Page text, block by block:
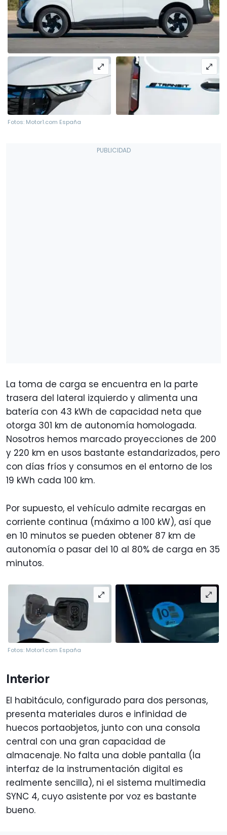
Fotos: Motor1.com España
La toma de carga se encuentra en la parte
trasera del lateral izquierdo y alimenta una
batería con 43 kWh de capacidad neta que
otorga 301 km de autonomía homologada.
Nosotros hemos marcado proyecciones de 200
y 220 km en usos bastante estandarizados, pero
con días fríos y consumos en el entorno de los
19 kWh cada 100 km.
Por supuesto, el vehículo admite recargas en
corriente continua (máximo a 100 kW), así que
en 10 minutos se pueden obtener 87 km de
autonomía o pasar del 10 al 80% de carga en 35
minutos.
Fotos: Motor1.com España
Interior
El habitáculo, configurado para dos personas,
presenta materiales duros e infinidad de
huecos portaobjetos, junto con una consola
central con una gran capacidad de
almacenaje. No falta una doble pantalla (la
interfaz de la instrumentación digital es
realmente sencilla), ni el sistema multimedia
SYNC 4, cuyo asistente por voz es bastante
bueno.